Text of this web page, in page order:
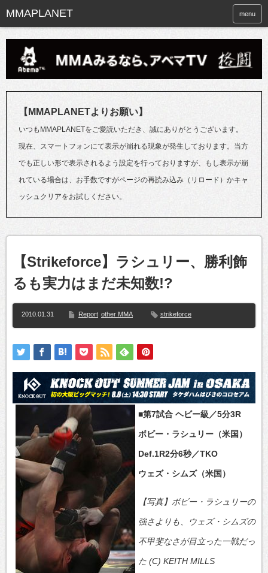
menu
【MMAPLANETよりお願い】
いつもMMAPLANETをご愛読いただき、誠にありがとうございます。
現在、スマートフォンにて表示が崩れる現象が発生しております。当方
でも正しい形で表示されるよう設定を行っておりますが、もし表示が崩
れている場合は、お手数ですがページの再読み込み（リロード）かキャ
ッシュクリアをお試しください。
【Strikeforce】ラシュリー、勝利飾
るも実力はまだ未知数!?
2010.01.31 Report other MMA strikeforce
■第7試合 ヘビー級／5分3R
ボビー・ラシュリー（米国）
Def.1R2分6秒／TKO
ウェズ・シムズ（米国）
【写真】ボビー・ラシュリーの
強さよりも、ウェズ・シムズの
不甲斐なさが目立った一戦だっ
た (C) KEITH MILLS